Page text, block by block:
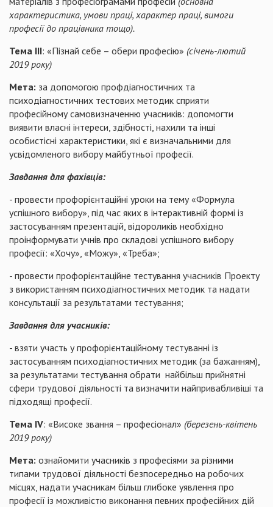
характеристика, умови праці, характер праці, вимоги
професії до працівника тощо).
Тема ІІІ: «Пізнай себе – обери професію» (січень-лютий
2019 року)
Мета: за допомогою профдіагностичних та
психодіагностичних тестових методик сприяти
професійному самовизначенню учасників: допомогти
виявити власні інтереси, здібності, нахили та інші
особистісні характеристики, які є визначальними для
усвідомленого вибору майбутньої професії.
Завдання для фахівців:
- провести профорієнтаційні уроки на тему «Формула
успішного вибору», під час яких в інтерактивній формі із
застосуванням презентацій, відороликів необхідно
проінформувати учнів про складові успішного вибору
професії: «Хочу», «Можу», «Треба»;
- провести профорієнтаційне тестування учасників Проекту
з використанням психодіагностичних методик та надати
консультації за результатами тестування;
Завдання для учасників:
- взяти участь у профорієнтаційному тестуванні із
застосуванням психодіагностичних методик (за бажанням),
за результатами тестування обрати найбільш прийнятні
сфери трудової діяльності та визначити найпривабливіші та
підходящі професії.
Тема ІV: «Високе звання – професіонал» (березень-квітень
2019 року)
Мета: ознайомити учасників з професіями за різними
типами трудової діяльності безпосередньо на робочих
місцях, надати учасникам більш глибоке уявлення про
професії із можливістю виконання певних професійних дій